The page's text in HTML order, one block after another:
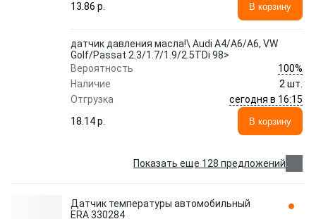
13.86 p.
В корзину
датчик давления масла!\ Audi A4/A6/A6, VW
Golf/Passat 2.3/1.7/1.9/2.5TDi 98>
Вероятность
100%
Наличие
2 шт.
Отгрузка
сегодня в 16:15
18.14 p.
В корзину
Показать еще 128 предложений
Датчик температуры автомобильный
ERA 330284